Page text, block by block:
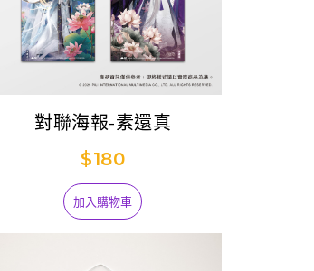
對聯海報-素還真
$180
加入購物車